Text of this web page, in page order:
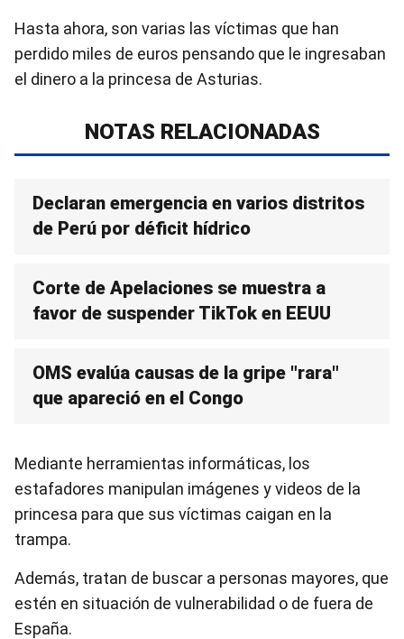
Hasta ahora, son varias las víctimas que han
perdido miles de euros pensando que le ingresaban
el dinero a la princesa de Asturias.
NOTAS RELACIONADAS
Declaran emergencia en varios distritos
de Perú por déficit hídrico
Corte de Apelaciones se muestra a
favor de suspender TikTok en EEUU
OMS evalúa causas de la gripe "rara"
que apareció en el Congo
Mediante herramientas informáticas, los
estafadores manipulan imágenes y videos de la
princesa para que sus víctimas caigan en la
trampa.
Además, tratan de buscar a personas mayores, que
estén en situación de vulnerabilidad o de fuera de
España.